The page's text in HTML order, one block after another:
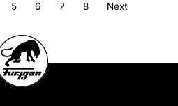
5 6 7 8 Next